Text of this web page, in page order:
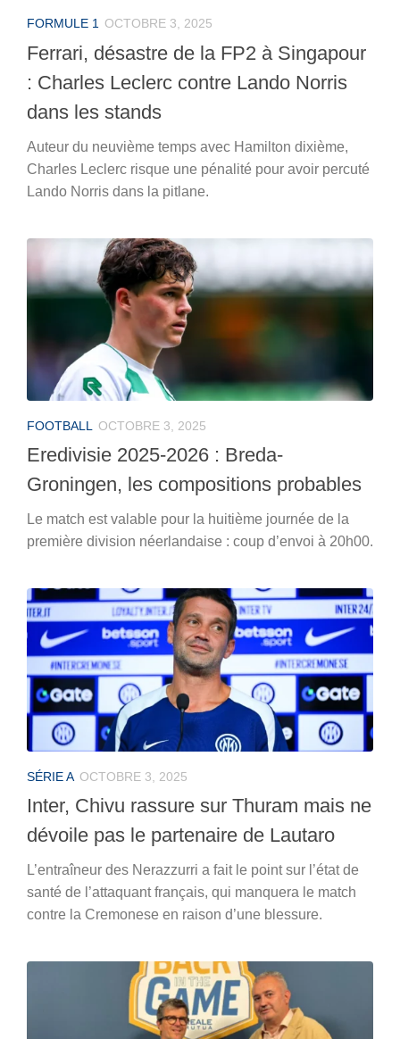
FORMULE 1 OCTOBRE 3, 2025
Ferrari, désastre de la FP2 à Singapour
: Charles Leclerc contre Lando Norris
dans les stands
Auteur du neuvième temps avec Hamilton dixième,
Charles Leclerc risque une pénalité pour avoir percuté
Lando Norris dans la pitlane.
FOOTBALL OCTOBRE 3, 2025
Eredivisie 2025-2026 : Breda-
Groningen, les compositions probables
Le match est valable pour la huitième journée de la
première division néerlandaise : coup d’envoi à 20h00.
SÉRIE A OCTOBRE 3, 2025
Inter, Chivu rassure sur Thuram mais ne
dévoile pas le partenaire de Lautaro
L’entraîneur des Nerazzurri a fait le point sur l’état de
santé de l’attaquant français, qui manquera le match
contre la Cremonese en raison d’une blessure.